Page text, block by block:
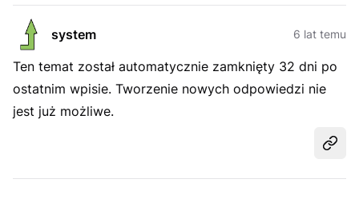
system 6 lat temu
Ten temat został automatycznie zamknięty 32 dni po
ostatnim wpisie. Tworzenie nowych odpowiedzi nie
jest już możliwe.